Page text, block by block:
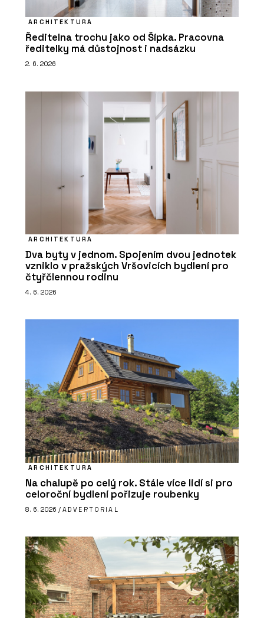
ARCHITEKTURA
Ředitelna trochu jako od Šípka. Pracovna
ředitelky má důstojnost i nadsázku
2. 6. 2026
ARCHITEKTURA
Dva byty v jednom. Spojením dvou jednotek
vzniklo v pražských Vršovicích bydlení pro
čtyřčlennou rodinu
4. 6. 2026
ARCHITEKTURA
Na chalupě po celý rok. Stále více lidí si pro
celoroční bydlení pořizuje roubenky
8. 6. 2026 / ADVERTORIAL